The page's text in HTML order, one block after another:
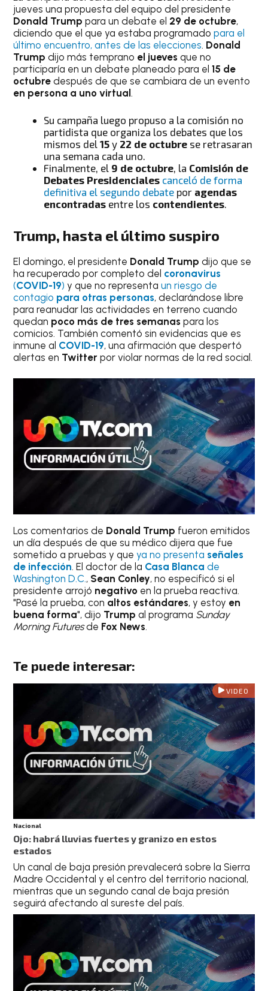
jueves una propuesta del equipo del presidente
Donald Trump para un debate el 29 de octubre,
diciendo que el que ya estaba programadopara el
último encuentro, antes de las elecciones. Donald
Trump dijo más temprano el jueves que no
participaría en un debate planeado para el15 de
octubre después de que se cambiara de un evento
en persona a uno virtual.
Su campaña luego propuso a la comisión no
partidista que organiza los debates que los
mismos del15 y 22 de octubre se retrasaran
una semana cada uno.
Finalmente, el 9 de octubre, la Comisión de
Debates Presidenciales canceló de forma
definitiva el segundo debate por agendas
encontradas entre los contendientes.
Trump, hasta el último suspiro
El domingo, el presidente Donald Trump dijo que se
ha recuperado por completo del coronavirus
(COVID-19) y que no representaun riesgo de
contagio para otras personas, declarándose libre
para reanudar las actividades en terreno cuando
quedan poco más de tres semanas para los
comicios. También comentó sin evidencias que es
inmune al COVID-19, una afirmación que despertó
alertas en Twitter por violar normas de la red social.
Los comentarios de Donald Trump fueron emitidos
un día después de que su médico dijera que fue
sometido a pruebas y queya no presenta señales
de infección. El doctor de la Casa Blanca de
Washington D.C., Sean Conley, no especificó si el
presidente arrojó negativo en la prueba reactiva.
"Pasé la prueba, con altos estándares, y estoy en
buena forma", dijo Trump al programa Sunday
Morning Futuresde Fox News.
Te puede interesar:
VIDEO
Nacional
Ojo: habrá lluvias fuertes y granizo en estos
estados
Un canal de baja presión prevalecerá sobre la Sierra
Madre Occidental y el centro del territorio nacional,
mientras que un segundo canal de baja presión
seguirá afectando al sureste del país.